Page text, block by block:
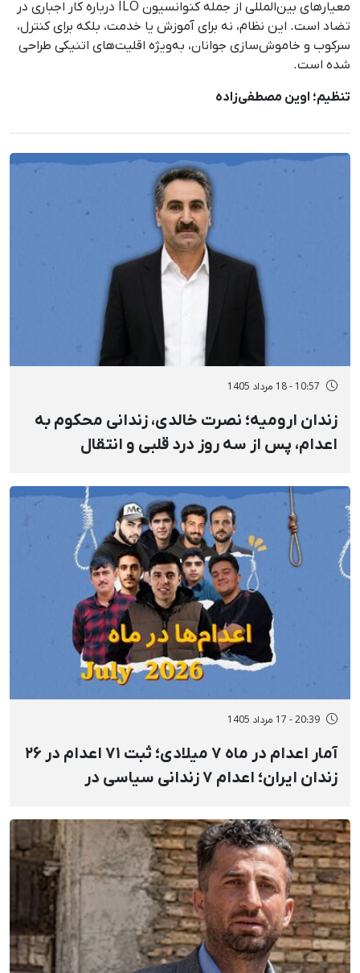
معیارهای بین‌المللی از جمله کنوانسیون ILO درباره کار اجباری در
تضاد است. این نظام، نه برای آموزش یا خدمت، بلکه برای کنترل،
سرکوب و خاموش‌سازی جوانان، به‌ویژه اقلیت‌های اتنیکی طراحی
شده است.
تنظیم؛ اوین مصطفی‌زاده
10:57 - 18 مرداد 1405
زندان ارومیه؛ نصرت خالدی، زندانی محکوم به
اعدام، پس از سه روز درد قلبی و انتقال
20:39 - 17 مرداد 1405
آمار اعدام در ماه ۷ میلادی؛ ثبت ۷۱ اعدام در ۲۶
زندان ایران؛ اعدام ۷ زندانی سیاسی در